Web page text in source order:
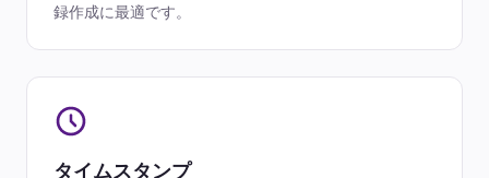
録作成に最適です。
タイムスタンプ